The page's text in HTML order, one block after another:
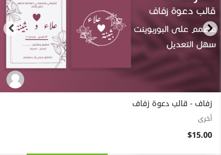
زفاف - قالب دعوة زفاف
أخرى
$15.00